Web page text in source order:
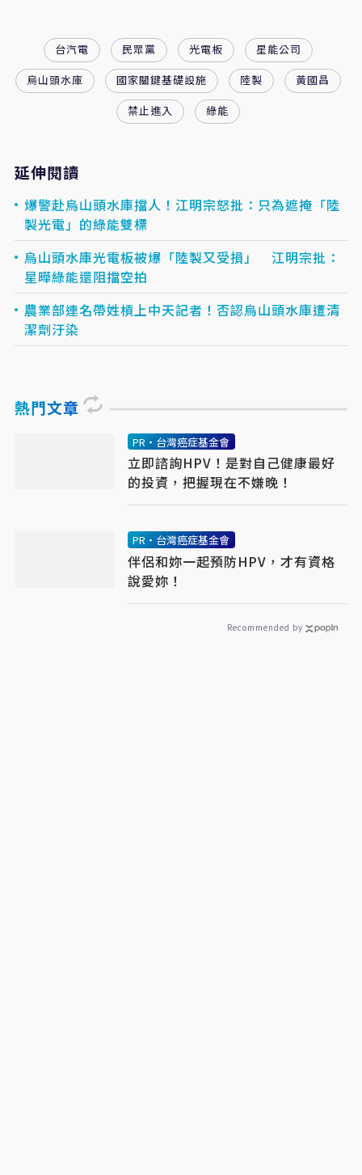
台汽電 民眾黨 光電板
星能公司
烏山頭水庫
國家關鍵基礎設施 陸製
黃國昌
禁止進入
綠能
延伸閱讀
爆警赴烏山頭水庫擋人！江明宗怒批：只為遮掩「陸
製光電」的綠能雙標
烏山頭水庫光電板被爆「陸製又受損」 江明宗批：
星曄綠能還阻擋空拍
農業部連名帶姓槓上中天記者！否認烏山頭水庫遭清
潔劑汙染
熱門文章
PR・台灣癌症基金會
立即諮詢HPV！是對自己健康最好
的投資，把握現在不嫌晚！
PR・台灣癌症基金會
伴侶和妳一起預防HPV，才有資格
說愛妳！
Recommended by